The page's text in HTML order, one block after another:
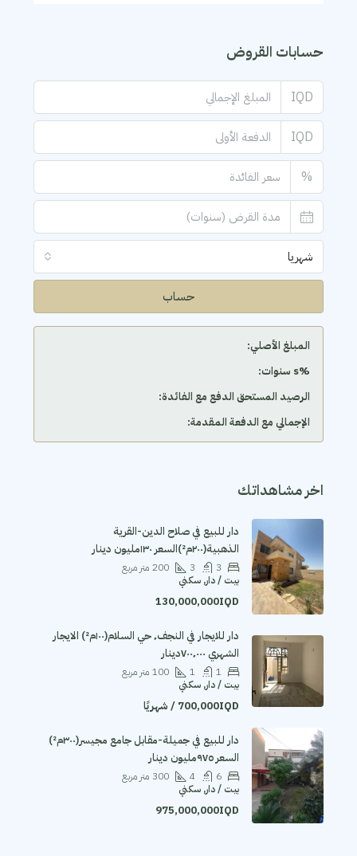
حسابات القروض
IQD
IQD
%
شهريا
حساب
المبلغ الأصلي:
‫%s سنوات:
الرصيد المستحق الدفع مع الفائدة:
الإجمالي مع الدفعة المقدمة:
اخر مشاهداتك
دار للبيع في صلاح الدين-القرية
الذهبية(٢٠٠م²)السعر ١٣٠مليون دينار
3
3
200 متر مربع
بيت / دار, سكني
130,000,000IQD
دار للايجار في النجف٬ حي السلام(١٠٠م²) الايجار
الشهري ٧٠٠٬٠٠٠دينار
1
1
100 متر مربع
بيت / دار, سكني
700,000IQD / شهريًا
دار للبيع في جميلة-مقابل جامع مجيسر(٣٠٠م²)
السعر ٩٧٥مليون دينار
6
4
300 متر مربع
بيت / دار, سكني
975,000,000IQD